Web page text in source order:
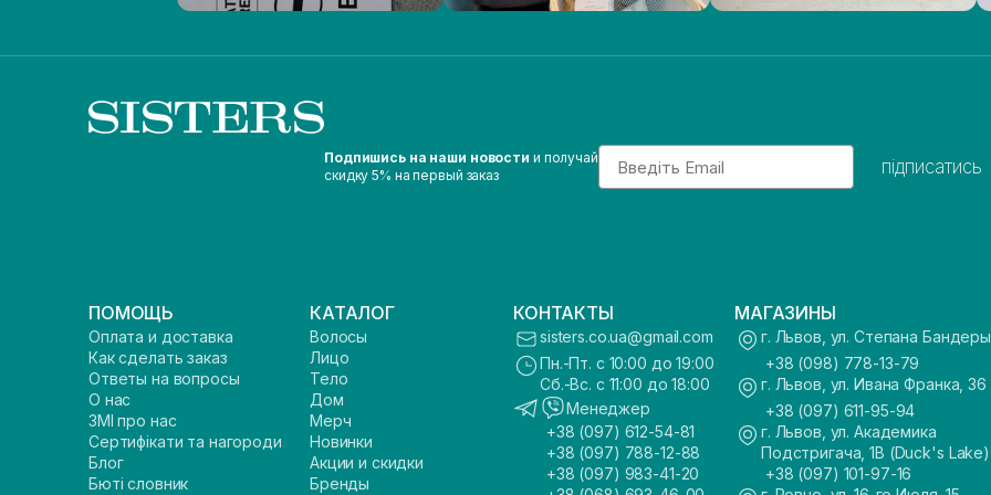
Подпишись на наши новости и получай
скидку 5% на первый заказ
Email
підписатись
ПОМОЩЬ
Оплата и доставка
Как сделать заказ
Ответы на вопросы
О нас
ЗМІ про нас
Сертифікати та нагороди
Блог
Бюті словник
КАТАЛОГ
Волосы
Лицо
Тело
Дом
Мерч
Новинки
Акции и скидки
Бренды
КОНТАКТЫ
sisters.co.ua@gmail.com
Пн.-Пт. с 10:00 до 19:00
Сб.-Вс. с 11:00 до 18:00
Менеджер
+38 (097) 612-54-81
+38 (097) 788-12-88
+38 (097) 983-41-20
МАГАЗИНЫ
г. Львов, ул. Степана
+38 (098) 778-13-79
г. Львов, ул. Ивана Франка, 36
+38 (097) 611-95-94
г. Львов, ул. Академика
Подстригача, 1В (Duck's Lake)
+38 (097) 101-97-16